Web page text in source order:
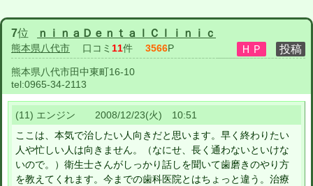
7位 ｎｉｎａＤｅｎｔａｌＣｌｉｎｉｃ
熊本県八代市 口コミ 11件 3566P
熊本県八代市田中東町16-10
tel:0965-34-2113
(11) エンジン 2008/12/23(火) 10:51
ここは、本気で治したい人向きだと思います。早く終わりたい
人や忙しい人は向きません。（なにせ、長く通わないといけな
いので。）衛生士さんがしっかり話しを聞いて歯磨きのやり方
を教えてくれます。今までの歯科医院とはちょっと違う。治療